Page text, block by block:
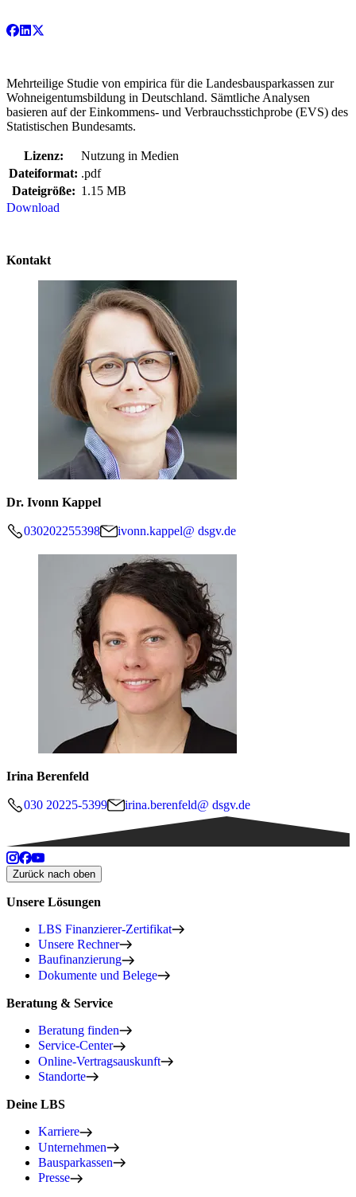
Mehrteilige Studie von empirica für die Landesbausparkassen zur
Wohneigentumsbildung in Deutschland. Sämtliche Analysen
basieren auf der Einkommens- und Verbrauchsstichprobe (EVS) des
Statistischen Bundesamts.
Lizenz:
Nutzung in Medien
Dateiformat: .pdf
Dateigröße: 1.15 MB
Download
Kontakt
Dr. Ivonn Kappel
030202255398 ivonn.kappel@ dsgv.de
Irina Berenfeld
030 20225-5399 irina.berenfeld@ dsgv.de
Zurück nach oben
Unsere Lösungen
LBS Finanzierer-Zertifikat
Unsere Rechner
Baufinanzierung
Dokumente und Belege
Beratung & Service
Beratung finden
Service-Center
Online-Vertragsauskunft
Standorte
Deine LBS
Karriere
Unternehmen
Bausparkassen
Presse